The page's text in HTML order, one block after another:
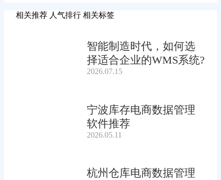
相关推荐 人气排行 相关标签
智能制造时代，如何选
择适合企业的WMS系统?
2026.07.15
宁波库存电商数据管理
软件推荐
2026.05.11
杭州仓库电商数据管理